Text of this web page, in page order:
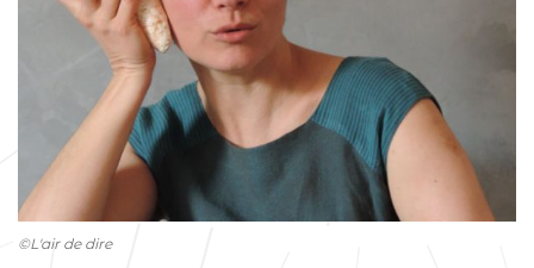
©L'air de dire